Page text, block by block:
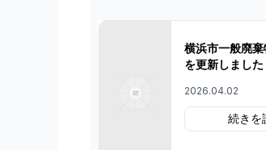
横浜市一般廃
を更新しました
2026.04.02
続きを